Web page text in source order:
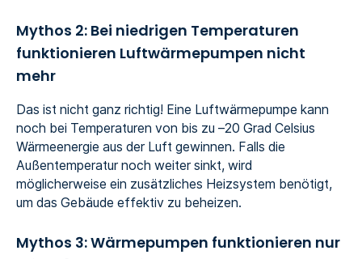
Mythos 2: Bei niedrigen Temperaturen
funktionieren Luftwärmepumpen nicht
mehr
Das ist nicht ganz richtig! Eine Luftwärmepumpe kann
noch bei Temperaturen von bis zu –20 Grad Celsius
Wärmeenergie aus der Luft gewinnen. Falls die
Außentemperatur noch weiter sinkt, wird
möglicherweise ein zusätzliches Heizsystem benötigt,
um das Gebäude effektiv zu beheizen.
Mythos 3: Wärmepumpen funktionieren nur